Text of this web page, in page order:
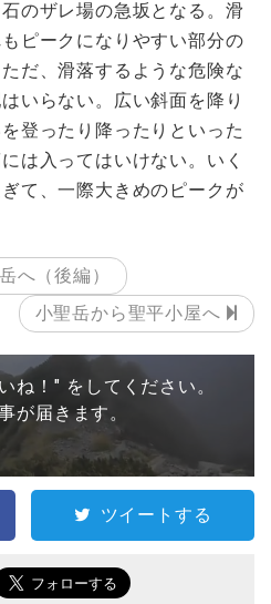
のザレ場の急坂となる。滑
ピークになりやすい部分の
だ、滑落するような危険な
いらない。広い斜面を降り
登ったり降ったりといった
は入ってはいけない。いく
て、一際大きめのピークが
へ（後編）
小聖岳から聖平小屋へ
ね！" をしてください。
が届きます。
ツイートする